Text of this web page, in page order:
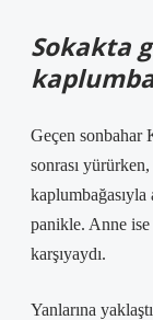
Sokakta
Geçen sonbahar
sonrası
panikle. Anne ise
karşıyaydı.
Yanlarına